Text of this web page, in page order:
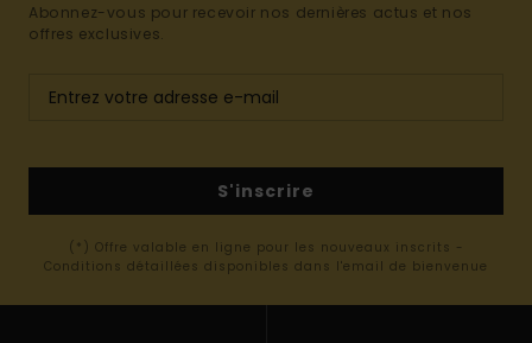
Abonnez-vous pour recevoir nos dernières actus et nos
offres exclusives.
S'inscrire
(*) Offre valable en ligne pour les nouveaux inscrits -
Conditions détaillées disponibles dans l'email de bienvenue